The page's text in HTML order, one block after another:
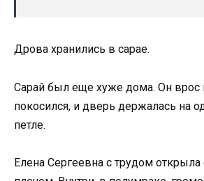
Дрова хранились в сарае.
Сарай был еще хуже дома. Он
покосился, и дверь держалась на
петле.
Елена Сергеевна с трудом открыла